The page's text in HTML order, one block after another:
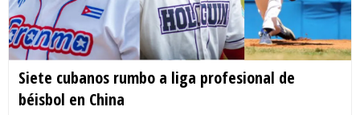
Siete cubanos rumbo a liga profesional de
béisbol en China